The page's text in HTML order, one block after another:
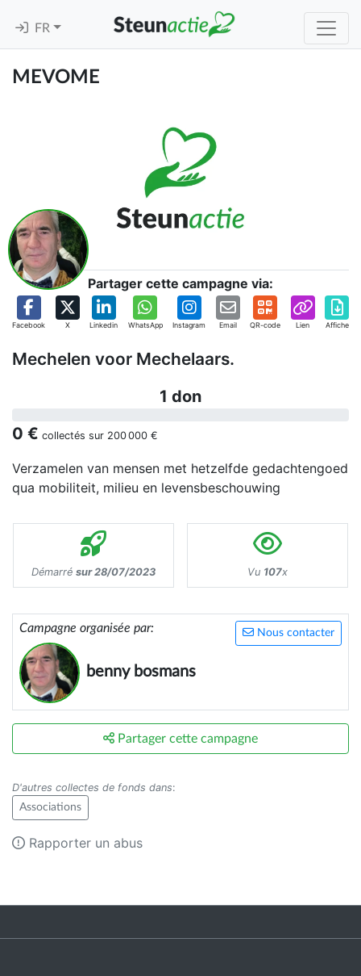
FR
MEVOME
Partager cette campagne via:
Facebook X Linkedin WhatsApp Instagram Email QR-code Lien Affiche
Mechelen voor Mechelaars.
1 don
0 € collectés sur 200 000 €
Verzamelen van mensen met hetzelfde gedachtengoed
qua mobiliteit, milieu en levensbeschouwing
Démarré sur 28/07/2023 Vu 107x
Nous contacter
Campagne organisée par:
benny bosmans
Partager cette campagne
D'autres collectes de fonds dans:
Associations
Rapporter un abus